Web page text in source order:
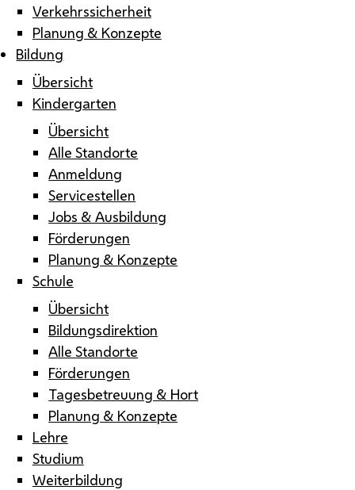
Verkehrssicherheit
Planung & Konzepte
Bildung
Übersicht
Kindergarten
Übersicht
Alle Standorte
Anmeldung
Servicestellen
Jobs & Ausbildung
Förderungen
Planung & Konzepte
Schule
Übersicht
Bildungsdirektion
Alle Standorte
Förderungen
Tagesbetreuung & Hort
Planung & Konzepte
Lehre
Studium
Weiterbildung